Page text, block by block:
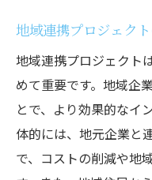
地域連携プロジェク
地域連携プロジェクト
めて重要です。地域企
とで、より効果的なイ
体的には、地元企業と
で、コストの削減や地